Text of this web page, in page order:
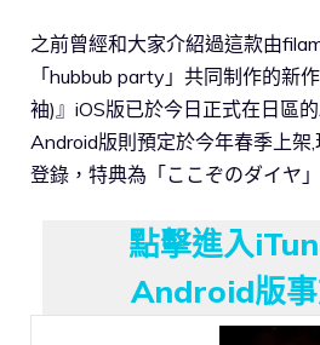
之前曾經和大家介紹過這款由
「hubbub party」共同制作的新
袖)』iOS版已於今日正式在日區
Android版則預定於今年春季上架
登錄，特典為「ここぞのダイヤ
點擊進入
Android版